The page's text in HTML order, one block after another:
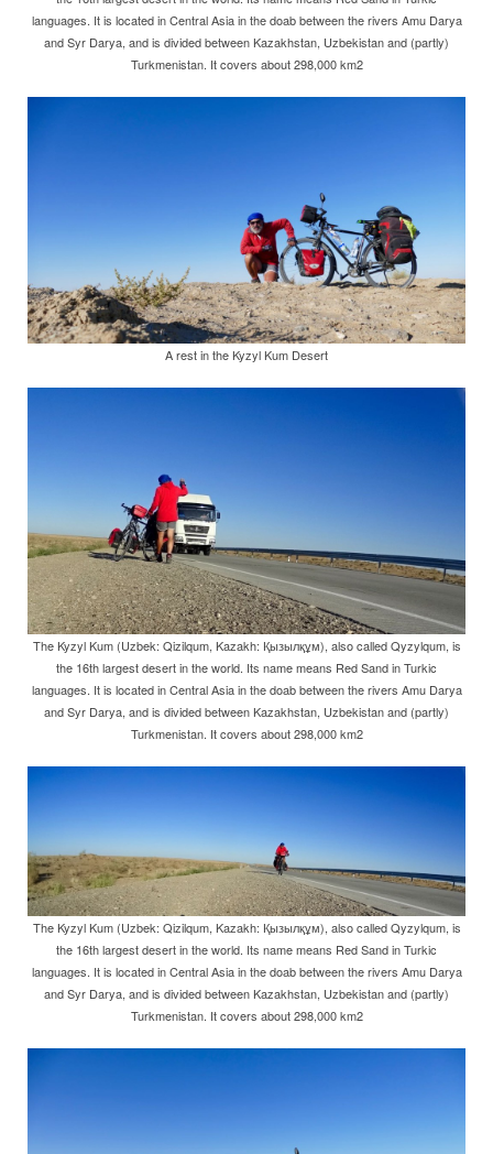
languages. It is located in Central Asia in the doab between the rivers Amu Darya
and Syr Darya, and is divided between Kazakhstan, Uzbekistan and (partly)
Turkmenistan. It covers about 298,000 km2
A rest in the Kyzyl Kum Desert
The Kyzyl Kum (Uzbek: Qizilqum, Kazakh: Қызылқұм), also called Qyzylqum, is
the 16th largest desert in the world. Its name means Red Sand in Turkic
languages. It is located in Central Asia in the doab between the rivers Amu Darya
and Syr Darya, and is divided between Kazakhstan, Uzbekistan and (partly)
Turkmenistan. It covers about 298,000 km2
The Kyzyl Kum (Uzbek: Qizilqum, Kazakh: Қызылқұм), also called Qyzylqum, is
the 16th largest desert in the world. Its name means Red Sand in Turkic
languages. It is located in Central Asia in the doab between the rivers Amu Darya
and Syr Darya, and is divided between Kazakhstan, Uzbekistan and (partly)
Turkmenistan. It covers about 298,000 km2